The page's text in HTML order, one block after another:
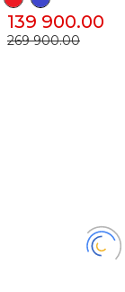
139 900.00
269 900.00